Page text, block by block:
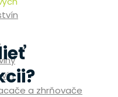
a zhrňovače